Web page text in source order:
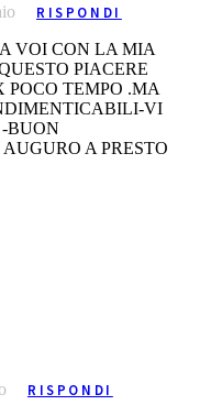
RISPONDI
VOI CON LA MIA
PIACERE
POCO TEMPO .MA
VI
BUON
A PRESTO
RISPONDI